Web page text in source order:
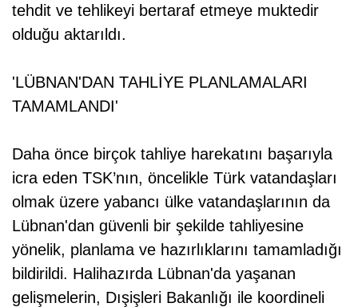
tehdit ve tehlikeyi bertaraf etmeye muktedir
olduğu aktarıldı.
'LÜBNAN'DAN TAHLİYE PLANLAMALARI
TAMAMLANDI'
Daha önce birçok tahliye harekatını başarıyla
icra eden TSK’nın, öncelikle Türk vatandaşları
olmak üzere yabancı ülke vatandaşlarının da
Lübnan'dan güvenli bir şekilde tahliyesine
yönelik, planlama ve hazırlıklarını tamamladığı
bildirildi. Halihazırda Lübnan'da yaşanan
gelişmelerin, Dışişleri Bakanlığı ile koordineli